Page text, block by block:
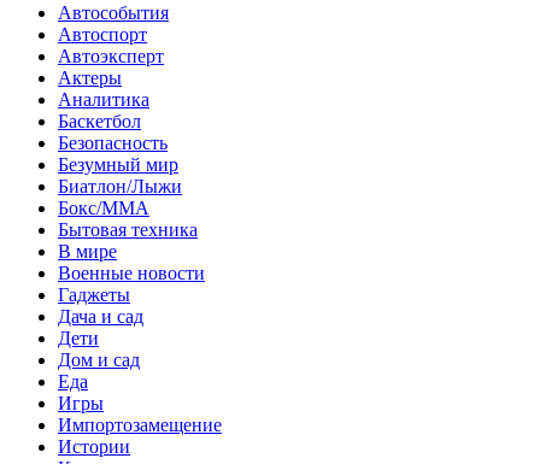
Автособытия
Автоспорт
Автоэксперт
Актеры
Аналитика
Баскетбол
Безопасность
Безумный мир
Биатлон/Лыжи
Бокс/MMA
Бытовая техника
В мире
Военные новости
Гаджеты
Дача и сад
Дети
Дом и сад
Еда
Игры
Импортозамещение
Истории